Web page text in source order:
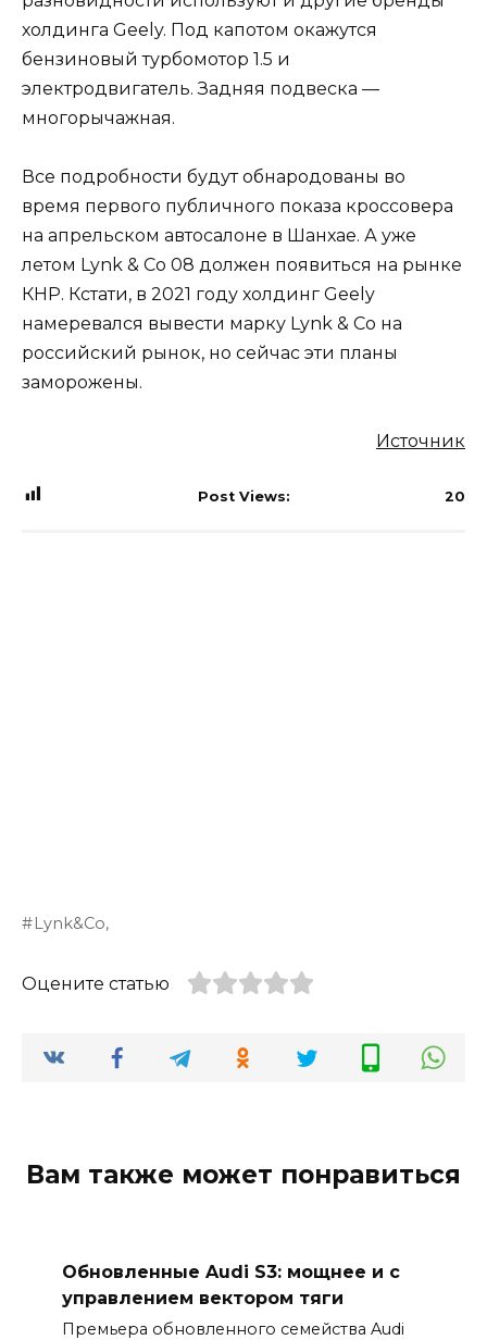
холдинга Geely. Под капотом окажутся
бензиновый турбомотор 1.5 и
электродвигатель. Задняя подвеска —
многорычажная.
Все подробности будут обнародованы во
время первого публичного показа кроссовера
на апрельском автосалоне в Шанхае. А уже
летом Lynk & Co 08 должен появиться на рынке
КНР. Кстати, в 2021 году холдинг Geely
намеревался вывести марку Lynk & Co на
российский рынок, но сейчас эти планы
заморожены.
Источник
Post Views: 20
Lynk&Co,
Оцените статью
Вам также может понравиться
Обновленные Audi S3: мощнее и с
управлением вектором тяги
Премьера обновленного семейства Audi